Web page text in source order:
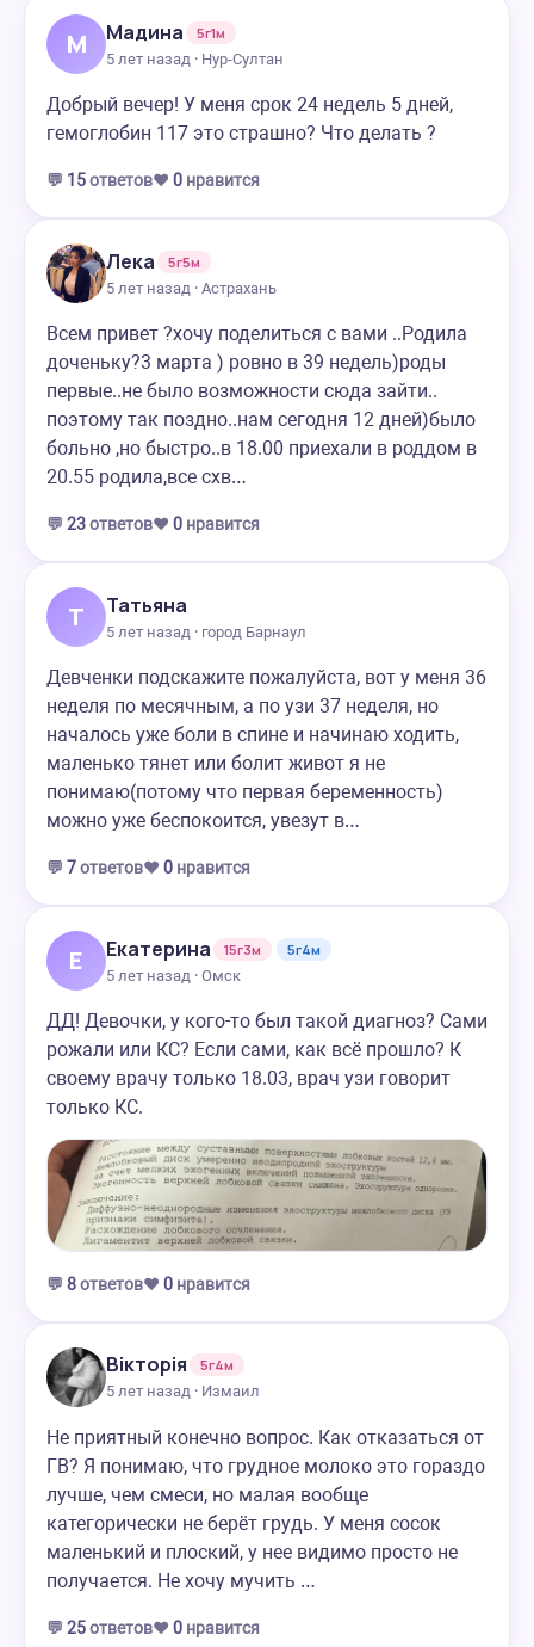
М Мадина
5г1м
5 лет назад · Нур-Султан
Добрый вечер! У меня срок 24 недель 5 дней,
гемоглобин 117 это страшно? Что делать ?
💬 15ответов❤️ 0 нравится
Лека
5г5м
5 лет назад · Астрахань
Всем привет ?хочу поделиться с вами ..Родила
доченьку?3 марта ) ровно в 39 недель)роды
первые..не было возможности сюда зайти..
поэтому так поздно..нам сегодня 12 дней)было
больно ,но быстро..в 18.00 приехали в роддом в
20.55 родила,все схв…
💬 23ответов❤️ 0 нравится
Т Татьяна
5 лет назад · город Барнаул
Девченки подскажите пожалуйста, вот у меня 36
неделя по месячным, а по узи 37 неделя, но
началось уже боли в спине и начинаю ходить,
маленько тянет или болит живот я не
понимаю(потому что первая беременность)
можно уже беспокоится, увезут в…
💬 7ответов❤️ 0 нравится
Е Екатерина 15г3м
5г4м
5 лет назад · Омск
ДД! Девочки, у кого-то был такой диагноз? Сами
рожали или КС? Если сами, как всё прошло? К
своему врачу только 18.03, врач узи говорит
только КС.
💬 8ответов❤️ 0 нравится
Вікторія
5г4м
5 лет назад · Измаил
Не приятный конечно вопрос. Как отказаться от
ГВ? Я понимаю, что грудное молоко это гораздо
лучше, чем смеси, но малая вообще
категорически не берёт грудь. У меня сосок
маленький и плоский, у нее видимо просто не
получается. Не хочу мучить …
💬 25ответов❤️ 0 нравится